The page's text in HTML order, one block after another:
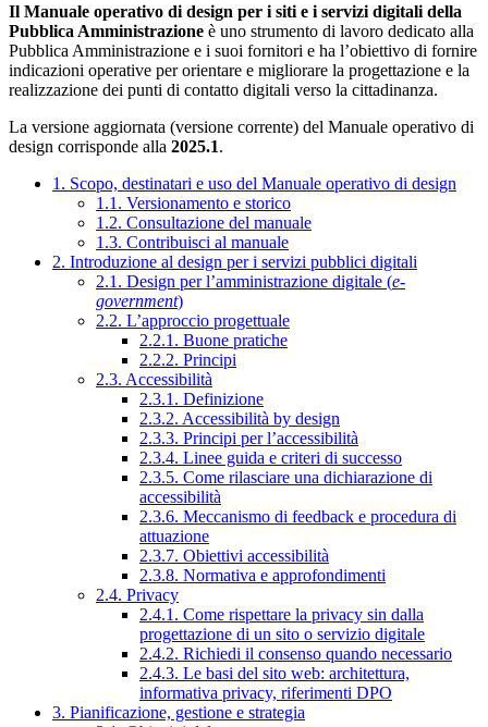
Il Manuale operativo di design per i siti e i servizi digitali della
Pubblica Amministrazione è uno strumento di lavoro dedicato alla
Pubblica Amministrazione e i suoi fornitori e ha l’obiettivo di fornire
indicazioni operative per orientare e migliorare la progettazione e la
realizzazione dei punti di contatto digitali verso la cittadinanza.
La versione aggiornata (versione corrente) del Manuale operativo di
design corrisponde alla 2025.1.
1. Scopo, destinatari e uso del Manuale operativo di design
1.1. Versionamento e storico
1.2. Consultazione del manuale
1.3. Contribuisci al manuale
2. Introduzione al design per i servizi pubblici digitali
2.1. Design per l’amministrazione digitale (e-
government)
2.2. L’approccio progettuale
2.2.1. Buone pratiche
2.2.2. Principi
2.3. Accessibilità
2.3.1. Definizione
2.3.2. Accessibilità by design
2.3.3. Principi per l’accessibilità
2.3.4. Linee guida e criteri di successo
2.3.5. Come rilasciare una dichiarazione di
accessibilità
2.3.6. Meccanismo di feedback e procedura di
attuazione
2.3.7. Obiettivi accessibilità
2.3.8. Normativa e approfondimenti
2.4. Privacy
2.4.1. Come rispettare la privacy sin dalla
progettazione di un sito o servizio digitale
2.4.2. Richiedi il consenso quando necessario
2.4.3. Le basi del sito web: architettura,
informativa privacy, riferimenti DPO
3. Pianificazione, gestione e strategia